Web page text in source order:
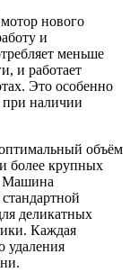
нового
и
меньше
и работает
Это особенно
при наличии
объём
более крупных
Машина
деликатных
Каждая
удаления